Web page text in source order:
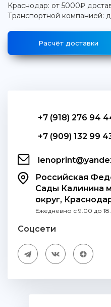
Краснодар: от 5000₽
Транспортной компанией:
Расчёт доставки
+7 (918) 276 94
+7 (909) 132 99
Российская
Сады Калинина
округ,
Ежедневно с 9.00 до
Соцсети